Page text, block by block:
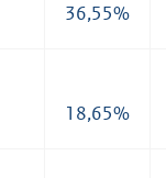
36,55%
18,65%